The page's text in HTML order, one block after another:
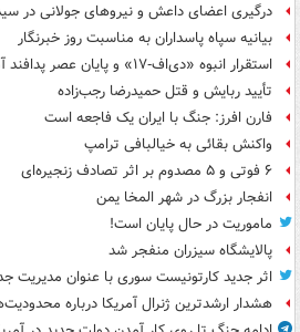
درگیری اعضای داعش و نیروهای جولانی در
بیانیه سپاه پاسداران به مناسبت روز خبرنگار
استقرار انبوه «دی‌اف‑۱۷» و پایان عصر پدافند آمریکا +عکس
تأیید ربایش و قتل حمیدرضا رجب‌زاده
فارن افرز: جنگ با ایران یک فاجعه است
واکنش بقائی به خیالبافی ترامپ
۶ فوتی و ۵ مصدوم بر اثر تصادف زنجیره‌ای
انفجار بزرگ در شهر المخا یمن
ماموریت در حال پایان است!
پالایشگاه سیزران منفجر شد
اثر جدید کارتونیست سوری با عنوان مدیریت
هشدار ارشدترین ژنرال آمریکا درباره